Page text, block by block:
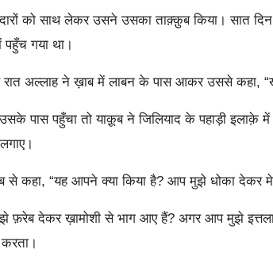
को साथ लेकर उसने उसका ताक़्क़ुब किया। सात
पहुँच गया था।
अल्लाह ने ख़ाब में लाबन के पास आकर उससे कहा,
पास पहुँचा तो याक़ूब ने जिलियाद के पहाड़ी इलाक़े
कहा, “यह आपने क्या किया है? आप मुझे धोका देकर
फ़रेब देकर ख़ामोशी से भाग आए हैं? अगर आप मुझे